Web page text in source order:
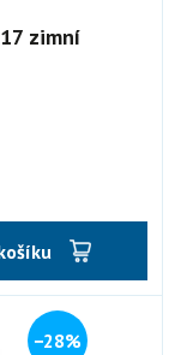
zimní
−28%